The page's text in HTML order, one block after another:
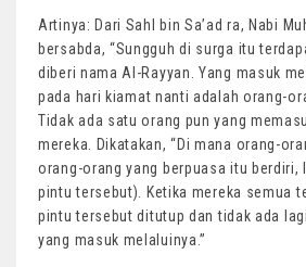
Artinya: Dari Sahl bin Sa’ad ra, Nabi
bersabda, “Sungguh di surga itu
diberi nama Al-Rayyan. Yang masuk
pada hari kiamat nanti adalah orang-
Tidak ada satu orang pun yang
mereka. Dikatakan, “Di mana orang-
orang-orang yang berpuasa itu berdiri,
pintu tersebut). Ketika mereka semua
pintu tersebut ditutup dan tidak ada
yang masuk melaluinya.”